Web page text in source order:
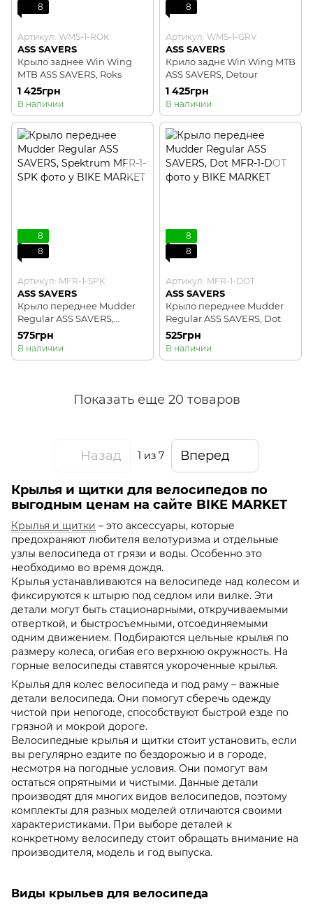
8
Артикул: WMS-1-ROK
ASS SAVERS
Крыло заднее Win Wing
MTB ASS SAVERS, Roks
1 425грн
В наличии
8
Артикул: WMS-1-GRV
ASS SAVERS
Крило заднє Win Wing MTB
ASS SAVERS, Detour
1 425грн
В наличии
8
8
Артикул: MFR-1-SPK
ASS SAVERS
Крыло переднее Mudder
Regular ASS SAVERS,
Spektrum
575грн
В наличии
8
8
Артикул: MFR-1-DOT
ASS SAVERS
Крыло переднее Mudder
Regular ASS SAVERS, Dot
525грн
В наличии
Показать еще 20 товаров
Назад 1 из 7 Вперед
Крылья и щитки для велосипедов по
выгодным ценам на сайте BIKE MARKET
Крылья и щитки – это аксессуары, которые
предохраняют любителя велотуризма и отдельные
узлы велосипеда от грязи и воды. Особенно это
необходимо во время дождя.
Крылья устанавливаются на велосипеде над колесом и
фиксируются к штырю под седлом или вилке. Эти
детали могут быть стационарными, откручиваемыми
отверткой, и быстросъемными, отсоединяемыми
одним движением. Подбираются цельные крылья по
размеру колеса, огибая его верхнюю окружность. На
горные велосипеды ставятся укороченные крылья.
Крылья для колес велосипеда и под раму – важные
детали велосипеда. Они помогут сберечь одежду
чистой при непогоде, способствуют быстрой езде по
грязной и мокрой дороге.
Велосипедные крылья и щитки стоит установить, если
вы регулярно ездите по бездорожью и в городе,
несмотря на погодные условия. Они помогут вам
остаться опрятными и чистыми. Данные детали
производят для многих видов велосипедов, поэтому
комплекты для разных моделей отличаются своими
характеристиками. При выборе деталей к
конкретному велосипеду стоит обращать внимание на
производителя, модель и год выпуска.
Виды крыльев для велосипеда